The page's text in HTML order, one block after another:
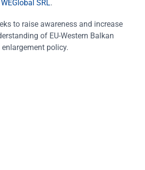
WEGlobal SRL.
to raise awareness and increase
of EU-Western Balkan
policy.